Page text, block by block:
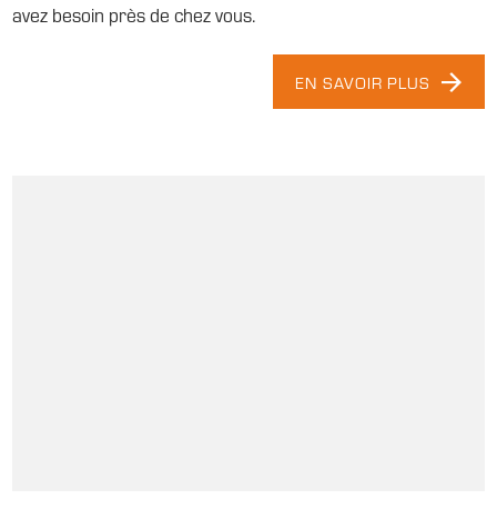
avez besoin près de chez vous.
EN SAVOIR PLUS